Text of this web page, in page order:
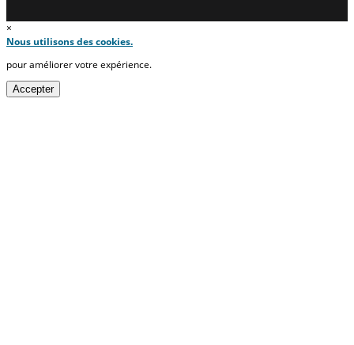
×
Nous utilisons des cookies.
pour améliorer votre expérience.
Accepter